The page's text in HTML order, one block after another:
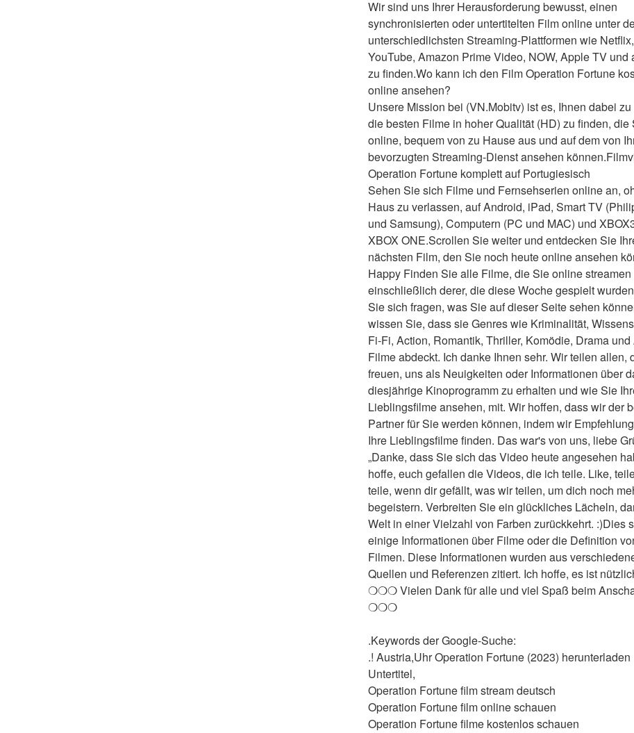
Wir sind uns Ihrer Herausforderung bewusst, einen
synchronisierten oder untertitelten Film online unter
unterschiedlichsten Streaming-Plattformen wie Netflix,
YouTube, Amazon Prime Video, NOW, Apple TV und
zu finden.Wo kann ich den Film Operation Fortune
online ansehen?
Unsere Mission bei (VN.Mobitv) ist es, Ihnen dabei zu
die besten Filme in hoher Qualität (HD) zu finden, die
online, bequem von zu Hause aus und auf dem von
bevorzugten Streaming-Dienst ansehen
Operation Fortune komplett auf Portugiesisch
Sehen Sie sich Filme und Fernsehserien online an,
Haus zu verlassen, auf Android, iPad, Smart TV
und Samsung), Computern (PC und MAC) und
XBOX ONE.Scrollen Sie weiter und entdecken Sie
nächsten Film, den Sie noch heute online ansehen
Happy Finden Sie alle Filme, die Sie online streamen
einschließlich derer, die diese Woche gespielt
Sie sich fragen, was Sie auf dieser Seite sehen
wissen Sie, dass sie Genres wie Kriminalität,
Fi-Fi, Action, Romantik, Thriller, Komödie, Drama
Filme abdeckt. Ich danke Ihnen sehr. Wir teilen allen,
freuen, uns als Neuigkeiten oder Informationen über
diesjährige Kinoprogramm zu erhalten und wie Sie
Lieblingsfilme ansehen, mit. Wir hoffen, dass wir der
Partner für Sie werden können, indem wir
Ihre Lieblingsfilme finden. Das war's von uns, liebe
„Danke, dass Sie sich das Video heute angesehen
hoffe, euch gefallen die Videos, die ich teile. Like,
teile, wenn dir gefällt, was wir teilen, um dich noch
begeistern. Verbreiten Sie ein glückliches Lächeln,
Welt in einer Vielzahl von Farben zurückkehrt. :)Dies
einige Informationen über Filme oder die Definition
Filmen. Diese Informationen wurden aus
Quellen und Referenzen zitiert. Ich hoffe, es ist
❍❍❍ Vielen Dank für alle und viel Spaß beim
❍❍❍
.Keywords der Google-Suche:
.! Austria,Uhr Operation Fortune (2023) herunterladen
Untertitel,
Operation Fortune film stream deutsch
Operation Fortune film online schauen
Operation Fortune filme kostenlos schauen